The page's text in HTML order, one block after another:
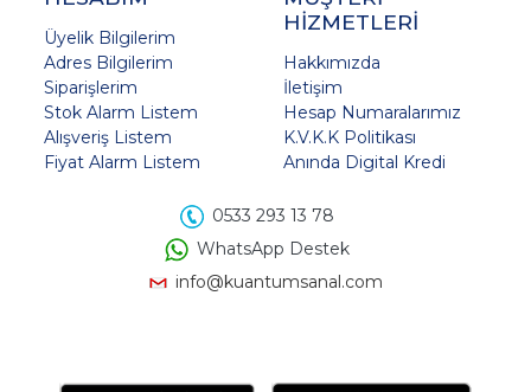
Üyelik Bilgilerim
Adres Bilgilerim
Siparişlerim
Stok Alarm Listem
Alışveriş Listem
Fiyat Alarm Listem
HİZMETLERİ
Hakkımızda
İletişim
Hesap Numaralarımız
K.V.K.K Politikası
Anında Digital Kredi
0533 293 13 78
WhatsApp Destek
info@kuantumsanal.com